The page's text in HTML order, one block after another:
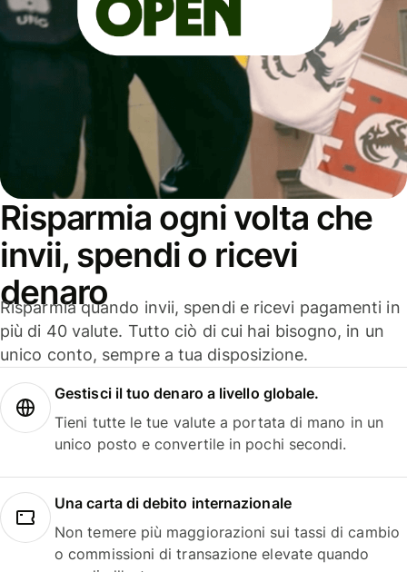
Risparmia ogni volta che
invii, spendi o ricevi
denaro
Risparmia quando invii, spendi e ricevi pagamenti in
più di 40 valute. Tutto ciò di cui hai bisogno, in un
unico conto, sempre a tua disposizione.
Gestisci il tuo denaro a livello globale.
Tieni tutte le tue valute a portata di mano in un
unico posto e convertile in pochi secondi.
Una carta di debito internazionale
Non temere più maggiorazioni sui tassi di cambio
o commissioni di transazione elevate quando